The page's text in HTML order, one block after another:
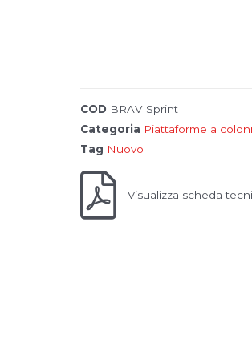
Fronius
COD BRAVISprint
Categoria Piattaforme a
Tag Nuovo
Visualizza scheda